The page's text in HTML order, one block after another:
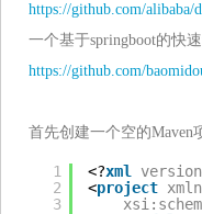
https://github.com/alibaba/
一个基于springboot的快
https://github.com/
首先创建一个空的Maven
1
2
3
<?xml version
<project